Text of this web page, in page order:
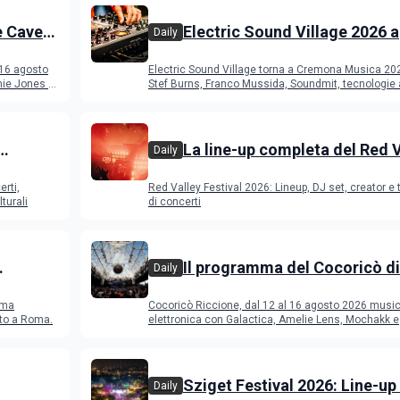
Cave
agosto
Jones e
Daily Electric Sound Village 2026 a
Young Band Contest, il
Electric Sound Village torna a Cremona Musica
Stef Burns, Franco Mussida, Soundmit, tecnologie
Daily La line-up completa del Red
Red Valley Festival 2026: Lineup, DJ set, creator e
di concerti
a Roma.
Daily Il programma del Cocoricò di
Cocoricò Riccione, dal 12 al 16 agosto 2026
elettronica con Galactica, Amelie Lens, Mochakk e
Daily Sziget Festival 2026: Line-up